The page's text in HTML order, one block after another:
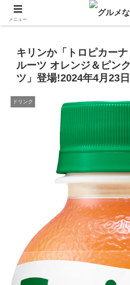
飲食店キャンペーン・食品飲料お菓
キリンか「トロピカー
ルーツ オレンジ＆ピン
ツ」登場!2024年4月23
ドリンク
メニュー